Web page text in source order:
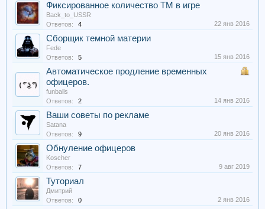
Фиксированное количество ТМ в игре
Back_to_USSR
Ответов:
4 22 янв 2016
Сборщик темной материи
Fede
Ответов:
5 15 янв 2016
Автоматическое продление временных
офицеров.
funballs
Ответов:
2 14 янв 2016
Ваши советы по рекламе
Satana
Ответов:
9 20 янв 2016
Обнуление офицеров
Koscher
Ответов:
7 9 авг 2019
Туториал
Дмитрий
Ответов:
0 2 янв 2016